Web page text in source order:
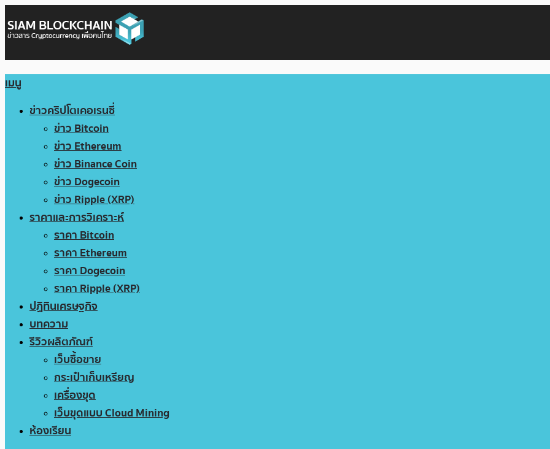
เมนู
ข่าวคริปโตเคอเรนซี่
ข่าว Bitcoin
ข่าว Ethereum
ข่าว Binance Coin
ข่าว Dogecoin
ข่าว Ripple (XRP)
ราคาและการวิเคราะห์
ราคา Bitcoin
ราคา Ethereum
ราคา Dogecoin
ราคา Ripple (XRP)
ปฏิทินเศรษฐกิจ
บทความ
รีวิวผลิตภัณฑ์
เว็บซื้อขาย
กระเป๋าเก็บเหรียญ
เครื่องขุด
เว็บขุดแบบ Cloud Mining
ห้องเรียน